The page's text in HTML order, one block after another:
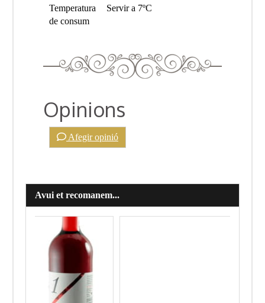
Temperatura
de consum
Servir a 7ºC
Opinions
Afegir opinió
Avui et recomanem...